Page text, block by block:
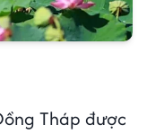
Tháp được